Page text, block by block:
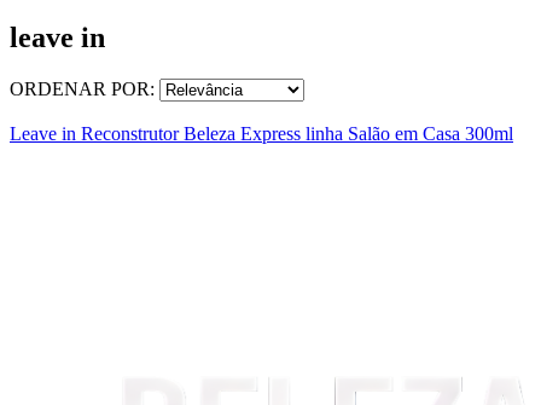
leave in
ORDENAR POR:
Leave in Reconstrutor Beleza Express linha Salão em Casa 300ml